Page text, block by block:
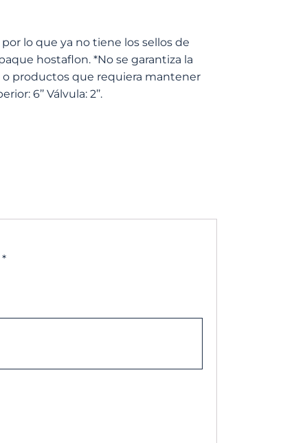
lo que ya no tiene los sellos de
hostaflon. *No se garantiza la
productos que requiera mantener
6’’ Válvula: 2’’.
*